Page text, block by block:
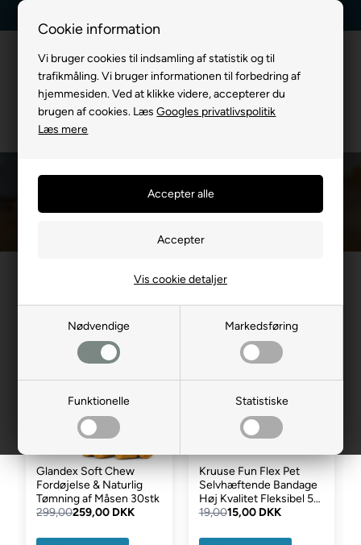
Cookie information
Vi bruger cookies til indsamling af statistik og til
trafikmåling. Vi bruger informationen til forbedring af
hjemmesiden. Ved at klikke videre, accepterer du
brugen af cookies. LæsGoogles privatlivspolitik
Læs mere
Nødvendige Markedsføring
Funktionelle Statistiske
Vis cookie detaljer
Hygiejne
Du er her:TIL HUND/Pleje/Hygiejne
Mest populære i Hygiejne
Glandex Soft Chew
Fordøjelse & Naturlig
Tømning af Måsen 30stk
299,00259,00 DKK
Kruuse Fun Flex Pet
Selvhæftende Bandage
Høj Kvalitet Fleksibel 5
cm
19,0015,00 DKK